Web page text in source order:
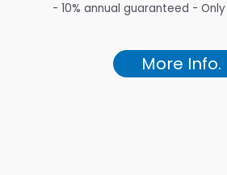
- 10% annual guaranteed -
More Info.